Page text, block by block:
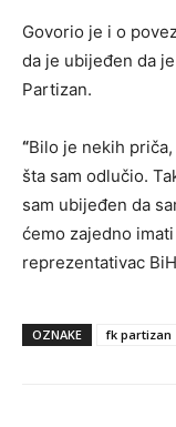
Govorio je i o
da je ubijeđen da
Partizan.
“Bilo je nekih
šta sam odlučio.
sam ubijeđen da
ćemo zajedno
reprezentativac
OZNAKE fk partizan